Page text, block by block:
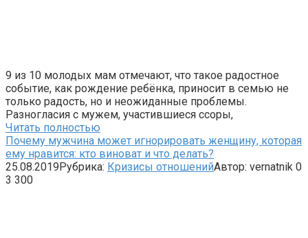
9 из 10 молодых мам отмечают, что такое радостное
событие, как рождение ребёнка, приносит в семью не
только радость, но и неожиданные проблемы.
Разногласия с мужем, участившиеся ссоры,
Читать полностью
Почему мужчина может игнорировать женщину, которая
ему нравится: кто виноват и что делать?
25.08.2019Рубрика: Кризисы отношенийАвтор: vernatnik 0
3 300